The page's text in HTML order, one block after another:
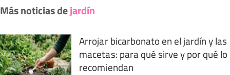
Más noticias dejardín
Arrojar bicarbonato en el jardín y las
macetas: para qué sirve y por qué lo
recomiendan